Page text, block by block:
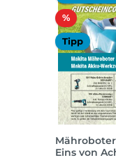
%Rabatt
Tipp
Eins von